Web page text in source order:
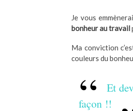
Je vous
bonheur au travail
Ma conviction
couleurs du
Et
façon !!